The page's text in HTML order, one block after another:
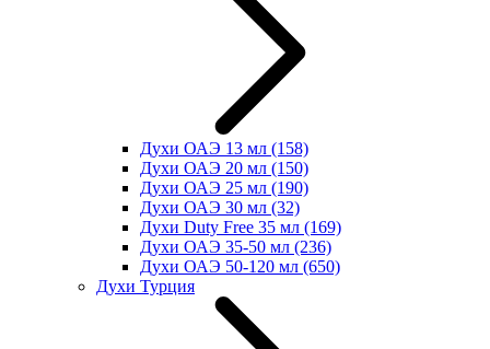
Духи ОАЭ 13 мл (158)
Духи ОАЭ 20 мл (150)
Духи ОАЭ 25 мл (190)
Духи ОАЭ 30 мл (32)
Духи Duty Free 35 мл (169)
Духи ОАЭ 35-50 мл (236)
Духи ОАЭ 50-120 мл (650)
Духи Турция